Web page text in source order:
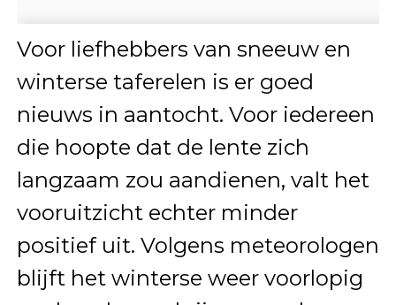
Voor liefhebbers van sneeuw en
winterse taferelen is er goed
nieuws in aantocht. Voor iedereen
die hoopte dat de lente zich
langzaam zou aandienen, valt het
vooruitzicht echter minder
positief uit. Volgens meteorologen
blijft het winterse weer voorlopig